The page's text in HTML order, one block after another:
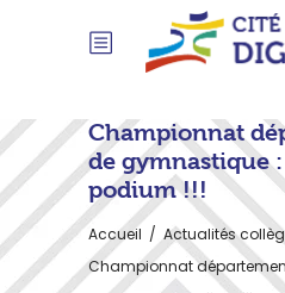
Championnat
de gymnastique
podium !!!
Accueil / Actualités
Championnat